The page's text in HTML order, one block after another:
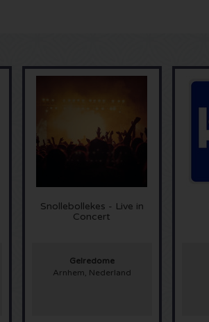
Snollebollekes - Live in
Concert
Gelredome
Arnhem, Nederland